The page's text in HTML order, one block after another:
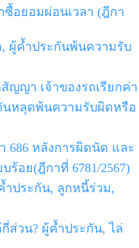
อยอมผ่อนเวลา (ฎีกา
ผู้ค้ำประกันพ้นความรับ
ญญา เจ้าของรถเรียกค่า
นหลุดพ้นความรับผิดหรือ
686 หลังการผิดนัด และ
ร้อย(ฎีกาที่ 6781/2567)
ประกัน, ลูกหนี้ร่วม,
ส่วน? ผู้ค้ำประกัน, ไล่